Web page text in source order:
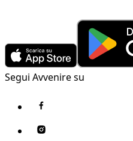
Segui Avvenire su